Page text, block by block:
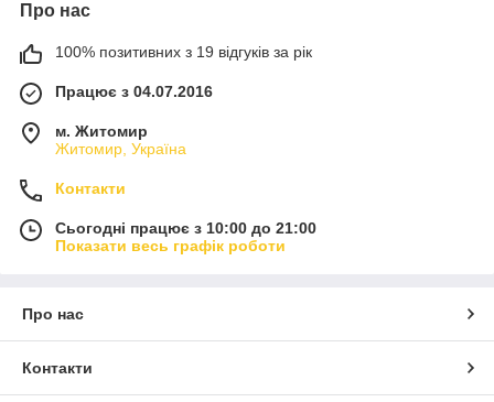
Про нас
100% позитивних з 19 відгуків за рік
Працює з 04.07.2016
м. Житомир
Житомир, Україна
Контакти
Сьогодні працює з 10:00 до 21:00
Показати весь графік роботи
Про нас
Контакти